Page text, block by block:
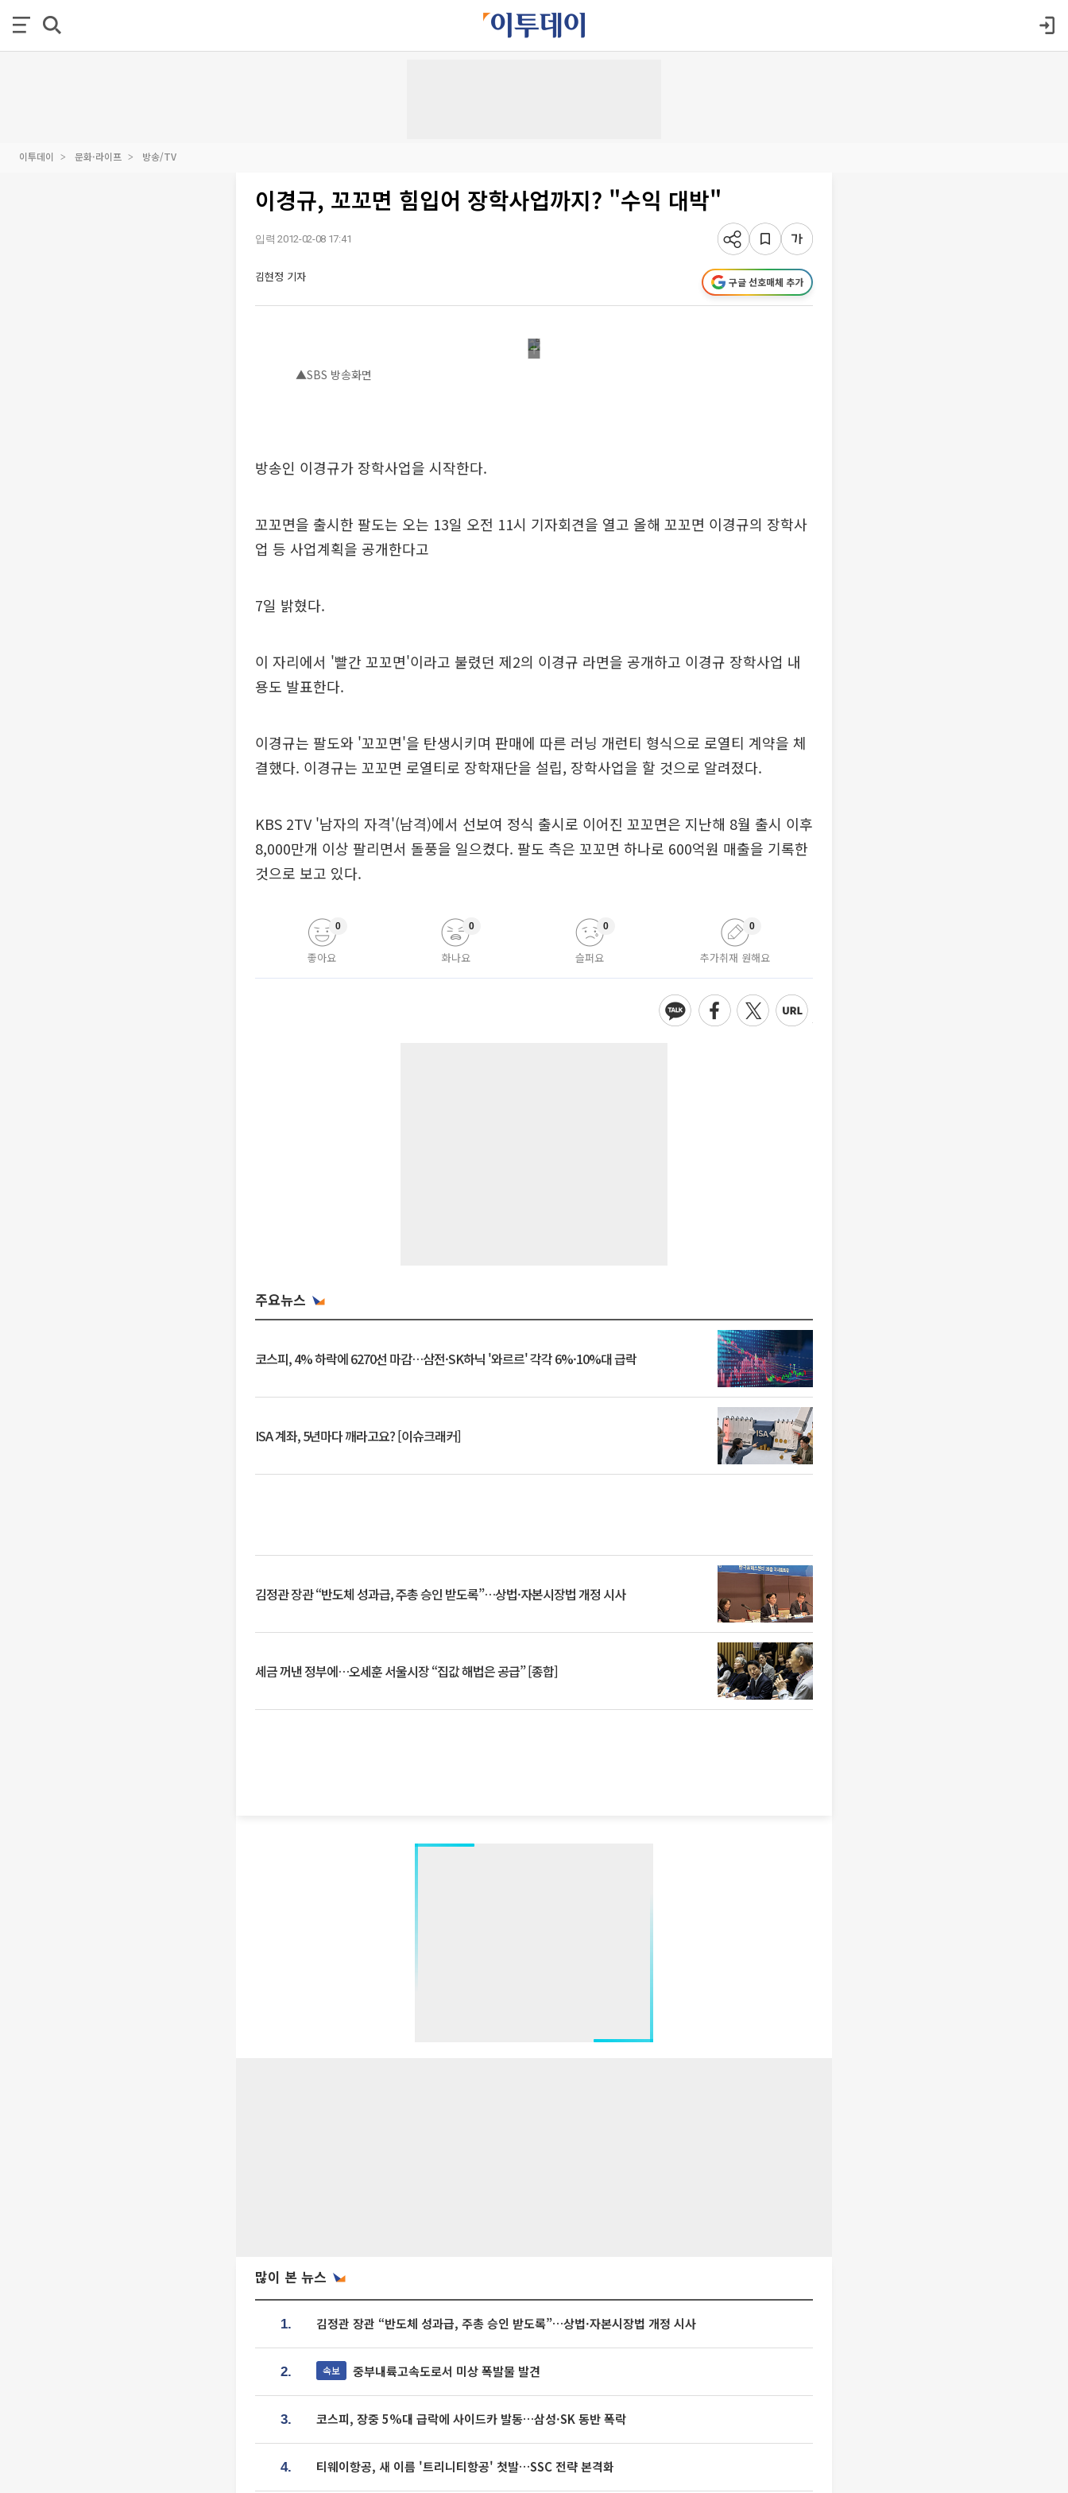
이투데이 문화·라이프 방송/TV
이경규, 꼬꼬면 힘입어 장학사업까지? "수익 대박"
입력 2012-02-08 17:41
김현정 기자 구글 선호매체 추가
▲SBS 방송화면
방송인 이경규가 장학사업을 시작한다.
꼬꼬면을 출시한 팔도는 오는 13일 오전 11시 기자회견을 열고 올해 꼬꼬면 이경규의 장학사
업 등 사업계획을 공개한다고
7일 밝혔다.
이 자리에서 '빨간 꼬꼬면'이라고 불렸던 제2의 이경규 라면을 공개하고 이경규 장학사업 내
용도 발표한다.
이경규는 팔도와 '꼬꼬면'을 탄생시키며 판매에 따른 러닝 개런티 형식으로 로열티 계약을 체
결했다. 이경규는 꼬꼬면 로열티로 장학재단을 설립, 장학사업을 할 것으로 알려졌다.
KBS 2TV '남자의 자격'(남격)에서 선보여 정식 출시로 이어진 꼬꼬면은 지난해 8월 출시 이후
8,000만개 이상 팔리면서 돌풍을 일으켰다. 팔도 측은 꼬꼬면 하나로 600억원 매출을 기록한
것으로 보고 있다.
좋아요
0
화나요
0
슬퍼요
0
추가취재 원해요
0
주요뉴스
코스피, 4% 하락에 6270선 마감…삼전·SK하닉 '와르르' 각각 6%·10%대 급락
ISA 계좌, 5년마다 깨라고요? [이슈크래커]
김정관 장관 “반도체 성과급, 주총 승인 받도록”…상법·자본시장법 개정 시사
세금 꺼낸 정부에…오세훈 서울시장 “집값 해법은 공급” [종합]
많이 본 뉴스
1. 김정관 장관 “반도체 성과급, 주총 승인 받도록”…상법·자본시장법 개정 시사
2. 속보 중부내륙고속도로서 미상 폭발물 발견
3. 코스피, 장중 5%대 급락에 사이드카 발동…삼성·SK 동반 폭락
4. 티웨이항공, 새 이름 '트리니티항공' 첫발…SSC 전략 본격화